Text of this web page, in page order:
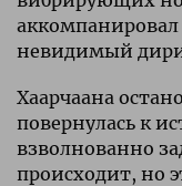
невидимый
Хаарчаана
повернулась к
взволнованно
происходит, но